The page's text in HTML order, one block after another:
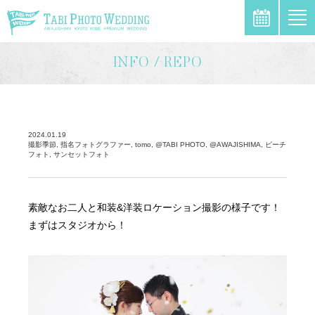
INFO / REPO
2024.01.19
撮影季節, 指名フォトグラファー, tomo, @TABI PHOTO, @AWAJISHIMA, ビーチ
フォト, サンセットフォト
素敵なお二人と和装&洋装ロケーション撮影の様子です！
まずはスタジオから！